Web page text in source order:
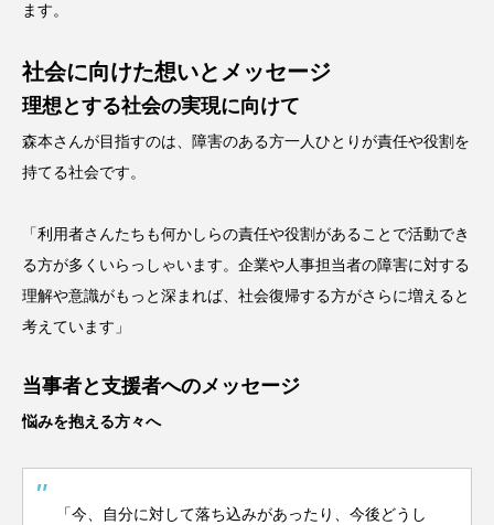
ます。
社会に向けた想いとメッセージ
理想とする社会の実現に向けて
森本さんが目指すのは、障害のある方一人ひとりが責任や役割を
持てる社会です。
「利用者さんたちも何かしらの責任や役割があることで活動でき
る方が多くいらっしゃいます。企業や人事担当者の障害に対する
理解や意識がもっと深まれば、社会復帰する方がさらに増えると
考えています」
当事者と支援者へのメッセージ
悩みを抱える方々へ
「今、自分に対して落ち込みがあったり、今後どうし